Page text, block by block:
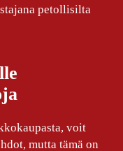
petollisilta
voit
mutta tämä on